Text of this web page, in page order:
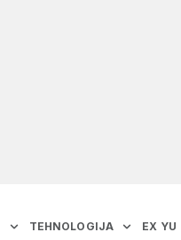
TEHNOLOGIJA EX YU